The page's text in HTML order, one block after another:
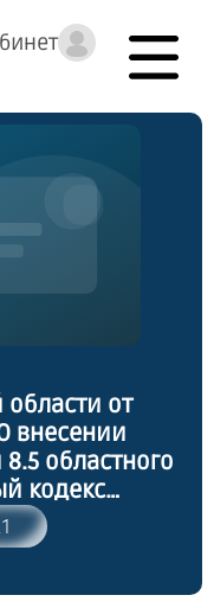
от
внесении
областного
кодекс